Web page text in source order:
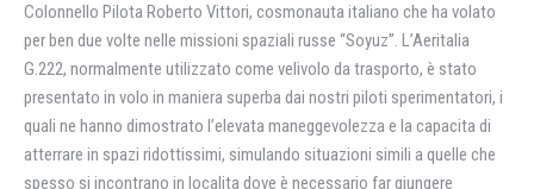
Colonnello Pilota Roberto Vittori, cosmonauta italiano che ha volato
per ben due volte nelle missioni spaziali russe “Soyuz”. L’Aeritalia
G.222, normalmente utilizzato come velivolo da trasporto, è stato
presentato in volo in maniera superba dai nostri piloti sperimentatori, i
quali ne hanno dimostrato l’elevata maneggevolezza e la capacitа di
atterrare in spazi ridottissimi, simulando situazioni simili a quelle che
spesso si incontrano in localitа dove è necessario far giungere